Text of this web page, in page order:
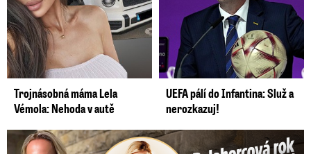
Trojnásobná máma Lela
Vémola: Nehoda v autě
UEFA pálí do Infantina: Služ a
nerozkazuj!
Belohorcová rok po odstranění implantátů: Konečně sama sebou